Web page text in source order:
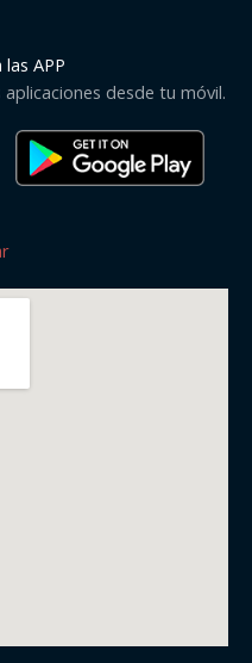
APP
desde tu móvil.